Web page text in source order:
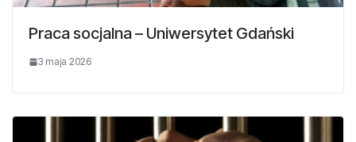
Praca socjalna – Uniwersytet Gdański
3 maja 2026